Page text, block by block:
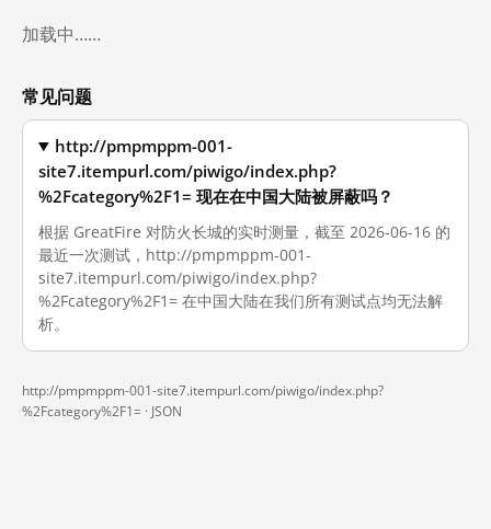
加载中……
常见问题
http://pmpmppm-001-
site7.itempurl.com/piwigo/index.php?
%2Fcategory%2F1= 现在在中国大陆被屏蔽吗？
根据 GreatFire 对防火长城的实时测量，截至 2026-06-16 的
最近一次测试，http://pmpmppm-001-
site7.itempurl.com/piwigo/index.php?
%2Fcategory%2F1= 在中国大陆在我们所有测试点均无法解
析。
http://pmpmppm-001-site7.itempurl.com/piwigo/index.php?
%2Fcategory%2F1= · JSON